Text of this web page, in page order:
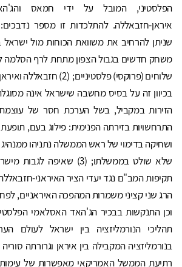
הפלסטיני, המובל על ידי חמאס
שניתן להרחיב את משוואת הכוחות מול
משחק חדשים בגבול הצפון מתחת לרף הסלמה
שלוחים (פרוקסי) פלסטיניים;
בכיוון זה על בסיס מחשבה שישראל אינה
הזירות במקביל, בשל הערכת חסר של
התרחשויות בזירתה הפנימית: פילוג בעם,
ושחיקה בדימוי של ראש הממשלה נתניהו
שלא שולט בממשלתו; (3)
תקיפות המב"ם נגד יעדי הציר האיראני-
הרג שני קציני משמרות המהפכה האיראניים,
תהליכי הנורמליזציה בין ישראל לעולם
רתיעת הממשל האמריקאי מאפשרות של